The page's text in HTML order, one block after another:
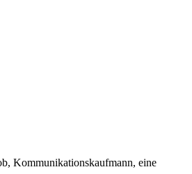
Kommunikationskaufmann, eine